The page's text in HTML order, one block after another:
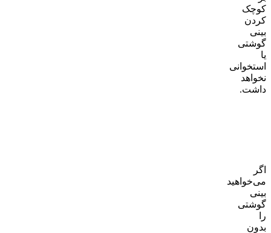
کوچک
کردن
بینی
گوشتی
یا
استخوانی
نخواهد
داشت.
اگر
می‌خواهید
بینی
گوشتی
را
بدون